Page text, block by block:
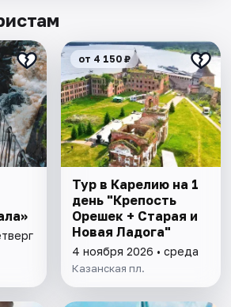
от 4 150 ₽
Тур в Карелию на 1
день "Крепость
Орешек + Старая и
Новая Ладога"
4 ноября 2026 • среда
Казанская пл.